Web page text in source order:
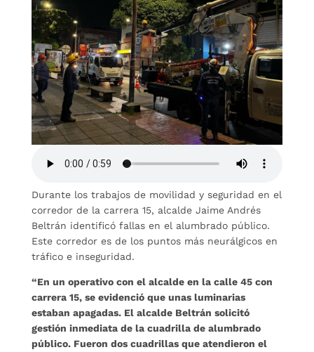
Durante los trabajos de movilidad y seguridad en el
corredor de la carrera 15, alcalde Jaime Andrés
Beltrán identificó fallas en el alumbrado público.
Este corredor es de los puntos más neurálgicos en
tráfico e inseguridad.
“En un operativo con el alcalde en la calle 45 con
carrera 15, se evidenció que unas luminarias
estaban apagadas. El alcalde Beltrán solicitó
gestión inmediata de la cuadrilla de alumbrado
público. Fueron dos cuadrillas que atendieron el